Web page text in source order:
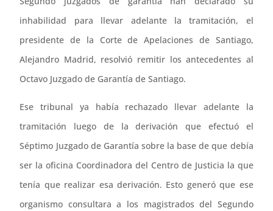
inhabilidad para llevar adelante la tramitación, el
presidente de la Corte de Apelaciones de Santiago,
Alejandro Madrid, resolvió remitir los antecedentes al
Octavo Juzgado de Garantía de Santiago.
Ese tribunal ya había rechazado llevar adelante la
tramitación luego de la derivación que efectuó el
Séptimo Juzgado de Garantía sobre la base de que debía
ser la oficina Coordinadora del Centro de Justicia la que
tenía que realizar esa derivación. Esto generó que ese
organismo consultara a los magistrados del Segundo